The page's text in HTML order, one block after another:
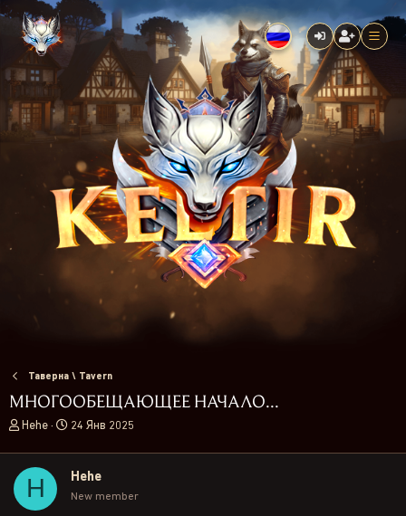
Таверна \ Tavern
МНОГООБЕЩАЮЩЕЕ НАЧАЛО...
А
т
о
т
Hehe
Д
т
а
24 Янв 2025
H Hehe
New member